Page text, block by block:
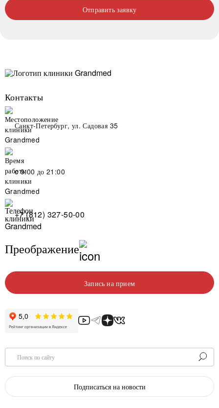
Отправить заявку
Контакты
Санкт-Петербург, ул. Садовая 35
c 9:00 до 21:00
+7 (812) 327-50-00
Преображение
Запись на прием
Поиск по сайту
Подписаться на новости